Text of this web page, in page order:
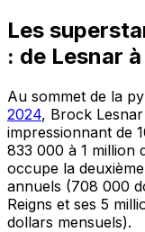
Les
: de Lesnar
Au sommet de la
2024, Brock
impressionnant de
833 000 à 1 million
occupe la
annuels (708 000
Reigns et ses 5
dollars mensuels).